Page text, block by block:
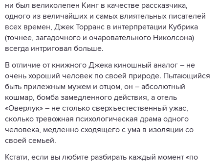
ни был великолепен Кинг в качестве рассказчика,
одного из величайших и самых влиятельных писателей
всех времен, Джек Торранс в интерпретации Кубрика
(точнее, загадочного и очаровательного Николсона)
всегда интриговал больше.
В отличие от книжного Джека киношный аналог – не
очень хороший человек по своей природе. Пытающийся
быть прилежным мужем и отцом, он – абсолютный
кошмар, бомба замедленного действия, а отель
«Оверлук» – не столько сверхъестественный ужас,
сколько тревожная психологическая драма одного
человека, медленно сходящего с ума в изоляции со
своей семьей.
Кстати, если вы любите разбирать каждый момент «по